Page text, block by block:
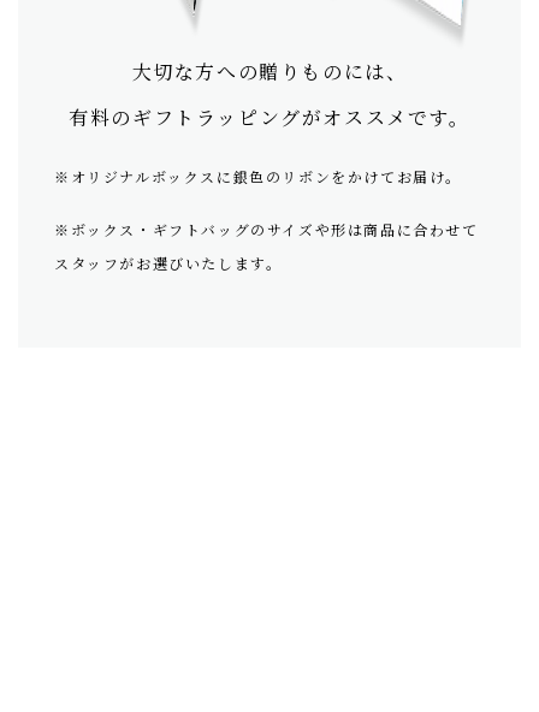
大切な方への贈りものには、
有料のギフトラッピングがオススメです。
※オリジナルボックスに銀色のリボンをかけてお届け。
※ボックス・ギフトバッグのサイズや形は商品に合わせて
スタッフがお選びいたします。